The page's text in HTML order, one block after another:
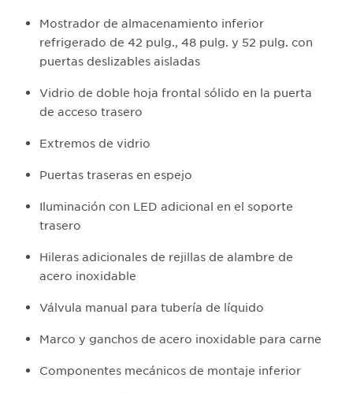
Mostrador de almacenamiento inferior
refrigerado de 42 pulg., 48 pulg. y 52 pulg. con
puertas deslizables aisladas
Vidrio de doble hoja frontal sólido en la puerta
de acceso trasero
Extremos de vidrio
Puertas traseras en espejo
Iluminación con LED adicional en el soporte
trasero
Hileras adicionales de rejillas de alambre de
acero inoxidable
Válvula manual para tubería de líquido
Marco y ganchos de acero inoxidable para carne
Componentes mecánicos de montaje inferior